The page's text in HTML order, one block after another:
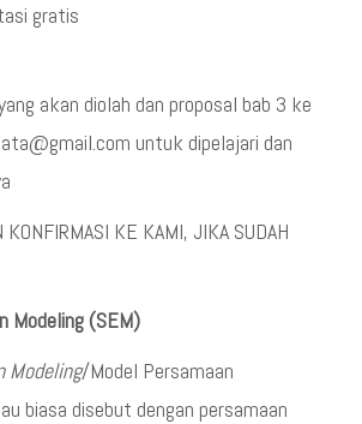
gratis
akan diolah dan proposal bab 3 ke
untuk dipelajari dan
KONFIRMASI KE KAMI, JIKA SUDAH
Modeling (SEM)
Modeling/Model Persamaan
biasa disebut dengan persamaan